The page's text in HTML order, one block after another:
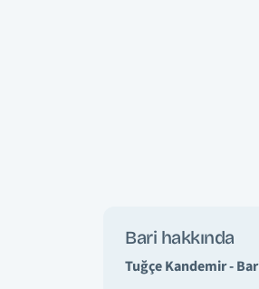
Bari hakkında
Tuğçe Kandemir -